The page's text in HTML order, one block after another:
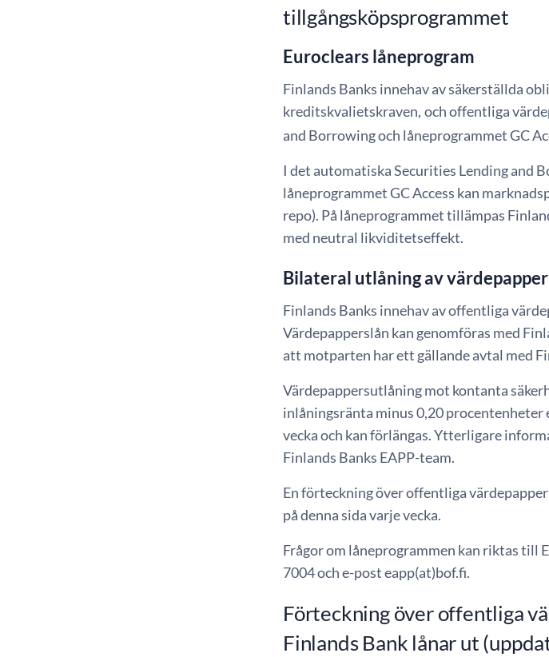
tillgångsköpsprogrammet
Euroclears låneprogram
Finlands Banks innehav av säkerställda
kreditskvalietskraven, och offentliga
and Borrowing och låneprogrammet GC
I det automatiska Securities Lending and
låneprogrammet GC Access kan
repo). På låneprogrammet tillämpas
med neutral likviditetseffekt.
Bilateral utlåning av
Finlands Banks innehav av offentliga
Värdepapperslån kan genomföras med
att motparten har ett gällande avtal med
Värdepappersutlåning mot kontanta
inlåningsränta minus 0,20
vecka och kan förlängas. Ytterligare
Finlands Banks EAPP-team.
En förteckning över offentliga
på denna sida varje vecka.
Frågor om låneprogrammen kan riktas till
7004 och e-post eapp(at)bof.fi.
Förteckning över offentliga
Finlands Bank lånar ut